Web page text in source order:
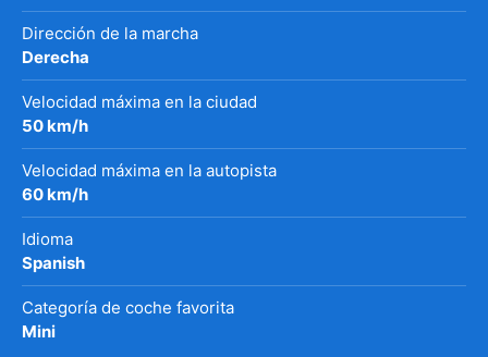
Dirección de la marcha
Derecha
Velocidad máxima en la ciudad
50 km/h
Velocidad máxima en la autopista
60 km/h
Idioma
Spanish
Categoría de coche favorita
Mini